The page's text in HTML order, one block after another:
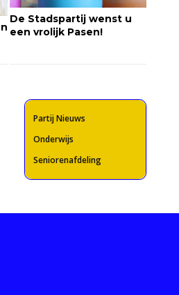
De Stadspartij wenst u
een vrolijk Pasen!
Partij Nieuws
Onderwijs
Seniorenafdeling